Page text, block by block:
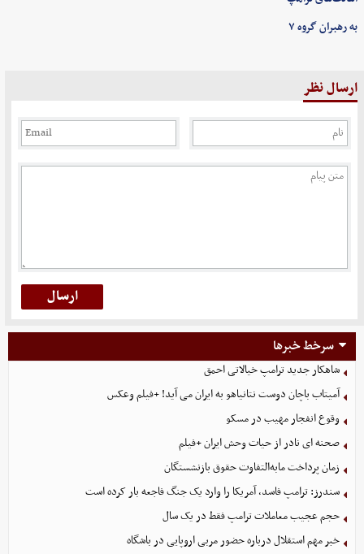
به رهبران گروه ۷
ارسال نظر
سرخط خبرها
شاهکار جدید ترامپ خیالاتی احمق
آمیتاب باچان دوست نتانیاهو به ایران می آید! +فیلم وعکس
وقوع انفجار مهیب در مسکو
صحنه ای نادر از حیات وحش ایران +فیلم
زمان پرداخت مابه‌التفاوت حقوق بازنشستگان
سندرز: ترامپ فاسد، آمریکا را وارد یک جنگ فاجعه بار کرده است
حجم عجیب معاملات ترامپ فقط در یک سال
خبر مهم استقلال درباره حضور مربی اروپایی در باشگاه